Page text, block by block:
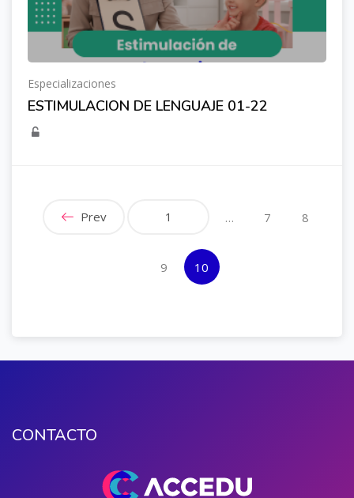
Especializaciones
ESTIMULACION DE LENGUAJE 01-22
Prev 1 … 7 8
9 10 (actual)
CONTACTO